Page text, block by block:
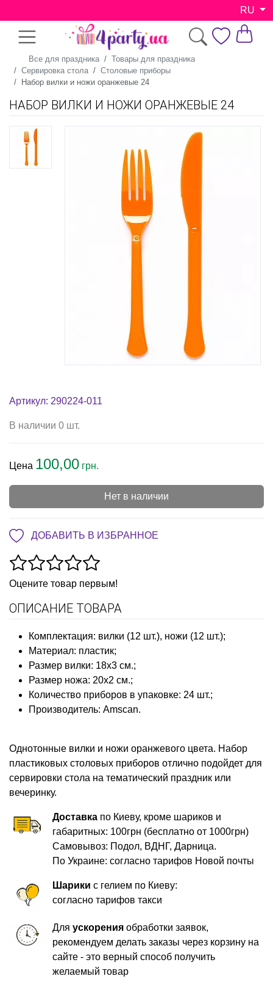
RU
Все для праздника
Товары для праздника
Сервировка стола
Столовые приборы
Набор вилки и ножи оранжевые 24
НАБОР ВИЛКИ И НОЖИ ОРАНЖЕВЫЕ 24
Артикул: 290224-011
В наличии 0 шт.
Цена 100,00 грн.
Нет в наличии
ДОБАВИТЬ В ИЗБРАННОЕ
Оцените товар первым!
ОПИСАНИЕ ТОВАРА
Комплектация: вилки (12 шт.), ножи (12 шт.);
Материал: пластик;
Размер вилки: 18х3 см.;
Размер ножа: 20х2 см.;
Количество приборов в упаковке: 24 шт.;
Производитель: Amscan.
Однотонные вилки и ножи оранжевого цвета. Набор
пластиковых столовых приборов отлично подойдет для
сервировки стола на тематический праздник или
вечеринку.
Доставка по Киеву, кроме шариков и
габаритных: 100грн (бесплатно от 1000грн)
Самовывоз: Подол, ВДНГ, Дарница.
По Украине: согласно тарифов Новой почты
Шарики с гелием по Киеву:
согласно тарифов такси
Дляускорения обработки заявок,
рекомендуем делать заказы через корзину на
сайте - это верный способ получить
желаемый товар